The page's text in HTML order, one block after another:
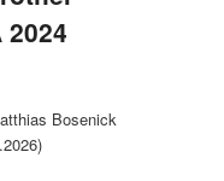
Bosenick